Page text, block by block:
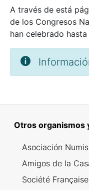
A través de está
de los Congresos
han celebrado
Otros organismos
Asociación
Amigos de la
Société